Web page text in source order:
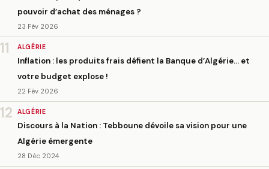
pouvoir d’achat des ménages ?
23 Fév 2026
11 ALGÉRIE
Inflation : les produits frais défient la Banque d’Algérie… et
votre budget explose !
22 Fév 2026
12 ALGÉRIE
Discours à la Nation : Tebboune dévoile sa vision pour une
Algérie émergente
28 Déc 2024